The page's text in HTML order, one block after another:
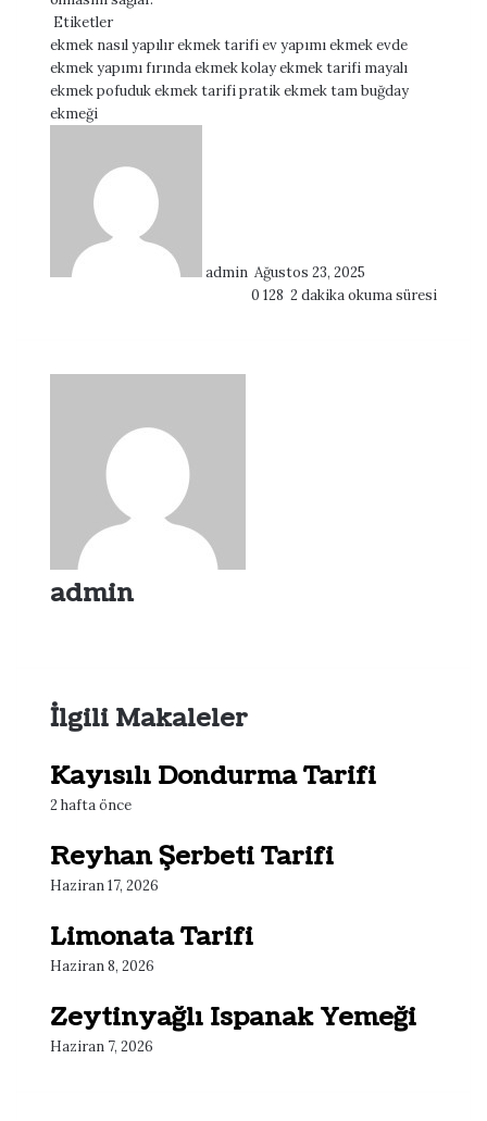
Etiketler
ekmek nasıl yapılırekmek tarifiev yapımı ekmekevde
ekmek yapımıfırında ekmekkolay ekmek tarifi mayalı
ekmekpofuduk ekmek tarifipratik ekmektam buğday
ekmeği
admin Ağustos 23, 2025
0 128 2 dakika okuma süresi
admin
İlgili Makaleler
Kayısılı Dondurma Tarifi
2 hafta önce
Reyhan Şerbeti Tarifi
Haziran 17, 2026
Limonata Tarifi
Haziran 8, 2026
Zeytinyağlı Ispanak Yemeği
Haziran 7, 2026